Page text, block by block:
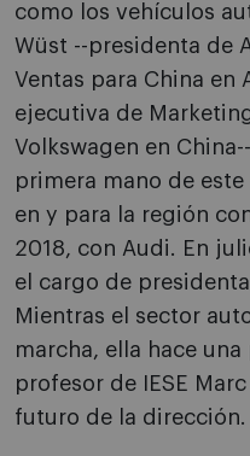
como los vehículos
Wüst --presidenta de
Ventas para China en
ejecutiva de
Volkswagen en
primera mano de
en y para la región
2018, con Audi. En
el cargo de
Mientras el sector
marcha, ella hace una
profesor de IESE
futuro de la dirección.